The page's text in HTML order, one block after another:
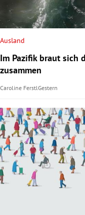
Ausland
Im Pazifik braut sich
zusammen
Caroline FerstlGestern